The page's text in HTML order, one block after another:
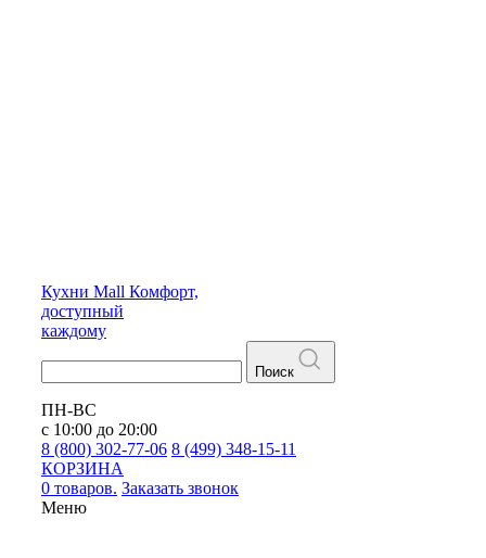
Кухни Mall Комфорт,
доступный
каждому
Поиск
ПН-ВС
с 10:00 до 20:00
8 (800) 302-77-06 8 (499) 348-15-11
КОРЗИНА
0 товаров. Заказать звонок
Меню